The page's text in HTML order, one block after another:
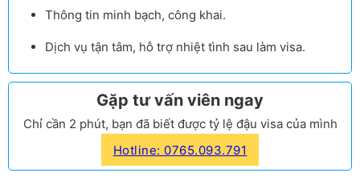
Thông tin minh bạch, công khai.
Dịch vụ tận tâm, hỗ trợ nhiệt tình sau làm visa.
Gặp tư vấn viên ngay
Chỉ cần 2 phút, bạn đã biết được tỷ lệ đậu visa của mình
Hotline: 0765.093.791